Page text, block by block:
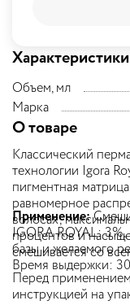
Характеристики
Объем, мл
Марка
О товаре
Классический
технологии Igora
пигментная
равномерное
волосах,
процентов и
смешивается со
Применение:
IGORA ROYAL:
базы и желаемого
Время выдержки:
Перед
инструкцией на